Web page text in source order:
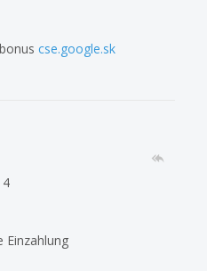
cse.google.sk
Einzahlung